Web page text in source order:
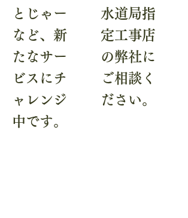
とじゃー
など、新
たなサー
ビスにチ
ャレンジ
中です。
水道局指
定工事店
の弊社に
ご相談く
ださい。